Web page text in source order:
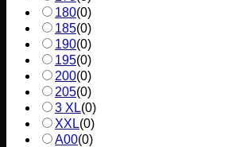
180(0)
185(0)
190(0)
195(0)
200(0)
205(0)
3 XL(0)
XXL(0)
A00(0)